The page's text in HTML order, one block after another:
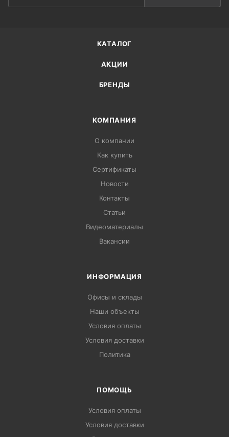
КАТАЛОГ
АКЦИИ
БРЕНДЫ
КОМПАНИЯ
О компании
Как купить
Сертификаты
Новости
Контакты
Статьи
Видеоматериалы
Вакансии
ИНФОРМАЦИЯ
Офисы и склады
Наши объекты
Условия оплаты
Условия доставки
Политика
ПОМОЩЬ
Условия оплаты
Условия доставки